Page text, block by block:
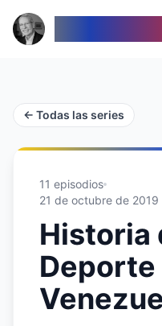
← Todas las series
11 episodios
21 de octubre de
Historia
Deporte